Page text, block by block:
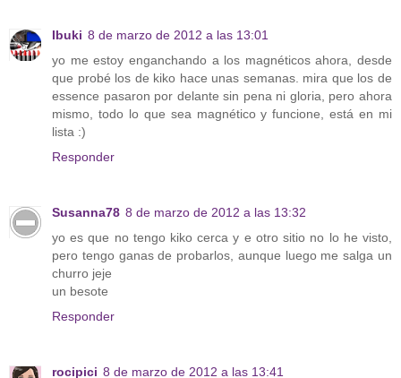
Ibuki 8 de marzo de 2012 a las 13:01
yo me estoy enganchando a los magnéticos ahora, desde
que probé los de kiko hace unas semanas. mira que los de
essence pasaron por delante sin pena ni gloria, pero ahora
mismo, todo lo que sea magnético y funcione, está en mi
lista :)
Responder
Susanna78 8 de marzo de 2012 a las 13:32
yo es que no tengo kiko cerca y e otro sitio no lo he visto,
pero tengo ganas de probarlos, aunque luego me salga un
churro jeje
un besote
Responder
rocipici 8 de marzo de 2012 a las 13:41